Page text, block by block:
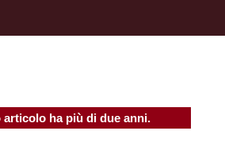
articolo ha più di due anni.